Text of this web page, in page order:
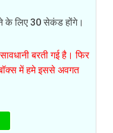
के लिए 30 सेकंड होंगे।
बरती गई है। फिर
में हमे इससे अवगत